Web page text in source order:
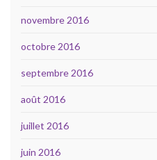
novembre 2016
octobre 2016
septembre 2016
août 2016
juillet 2016
juin 2016